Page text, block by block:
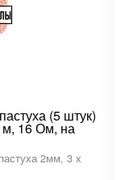
(5 штук)
м, 16 Ом, на
2мм, 3 х